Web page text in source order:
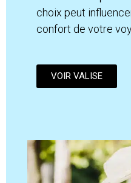
choix peut
confort de votre
VOIR VALISE